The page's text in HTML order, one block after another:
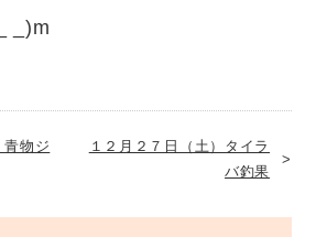
_)m
青物ジ
１２月２７日（土）タイラ
バ釣果